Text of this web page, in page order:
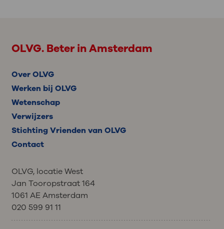
OLVG. Beter in Amsterdam
Over OLVG
Werken bij OLVG
Wetenschap
Verwijzers
Stichting Vrienden van OLVG
Contact
OLVG, locatie West
Jan Tooropstraat 164
1061 AE Amsterdam
020 599 91 11